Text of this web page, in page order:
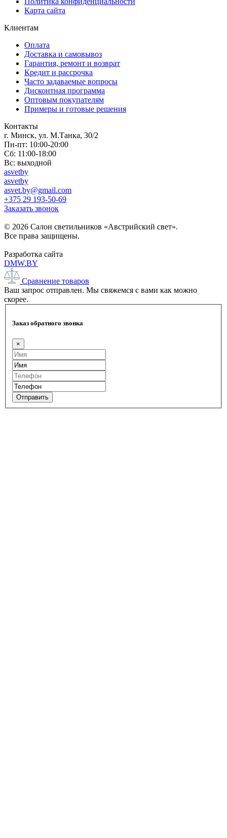
Карта сайта
Клиентам
Оплата
Доставка и самовывоз
Гарантия, ремонт и возврат
Кредит и рассрочка
Часто задаваемые вопросы
Дисконтная программа
Оптовым покупателям
Примеры и готовые решения
Контакты
г. Минск, ул. М.Танка, 30/2
Пн-пт: 10:00-20:00
Сб: 11:00-18:00
Вс: выходной
asvetby
asvetby
asvet.by@gmail.com
+375 29 193-50-69
Заказать звонок
© 2026 Салон светильников «Австрийский свет».
Все права защищены.
Разработка сайта
DMW.BY
Сравнение товаров
Ваш запрос отправлен. Мы свяжемся с вами как можно
скорее.
Заказ обратного звонка
×
Отправить